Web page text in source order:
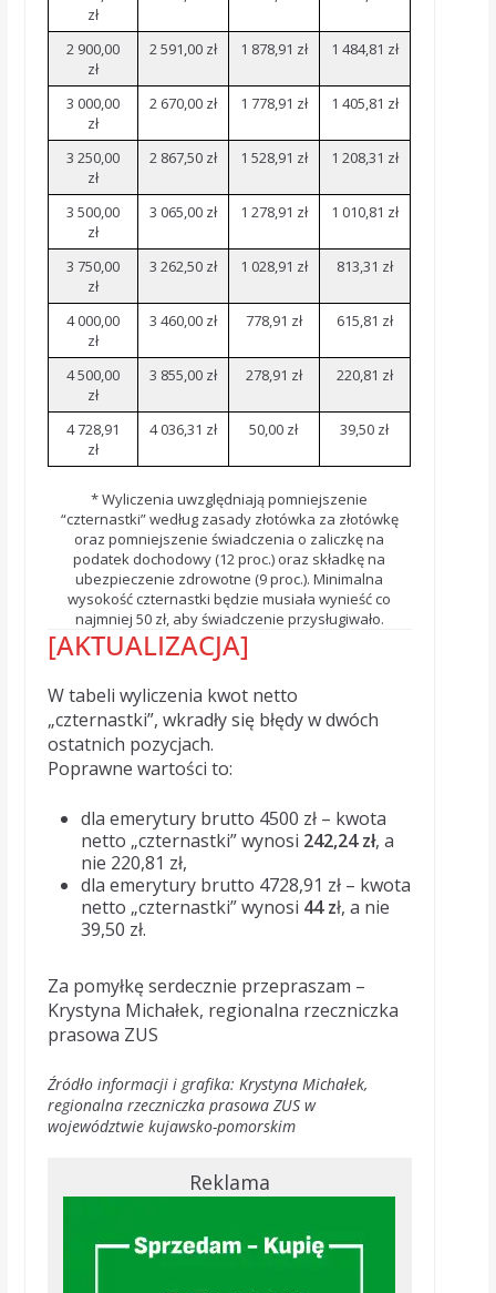
zł
2 900,00
zł
2 591,00 zł 1 878,91 zł 1 484,81 zł
3 000,00
zł
2 670,00 zł 1 778,91 zł 1 405,81 zł
3 250,00
zł
2 867,50 zł 1 528,91 zł 1 208,31 zł
3 500,00
zł
3 065,00 zł 1 278,91 zł 1 010,81 zł
3 750,00
zł
3 262,50 zł 1 028,91 zł 813,31 zł
4 000,00
zł
3 460,00 zł 778,91 zł 615,81 zł
4 500,00
zł
3 855,00 zł 278,91 zł 220,81 zł
4 728,91
zł
4 036,31 zł 50,00 zł 39,50 zł
* Wyliczenia uwzględniają pomniejszenie
“czternastki” według zasady złotówka za złotówkę
oraz pomniejszenie świadczenia o zaliczkę na
podatek dochodowy (12 proc.) oraz składkę na
ubezpieczenie zdrowotne (9 proc.). Minimalna
wysokość czternastki będzie musiała wynieść co
najmniej 50 zł, aby świadczenie przysługiwało.
[AKTUALIZACJA]
W tabeli wyliczenia kwot netto
„czternastki”, wkradły się błędy w dwóch
ostatnich pozycjach.
Poprawne wartości to:
dla emerytury brutto 4500 zł – kwota
netto „czternastki” wynosi 242,24 zł, a
nie 220,81 zł,
dla emerytury brutto 4728,91 zł – kwota
netto „czternastki” wynosi 44 zł, a nie
39,50 zł.
Za pomyłkę serdecznie przepraszam –
Krystyna Michałek, regionalna rzeczniczka
prasowa ZUS
Źródło informacji i grafika: Krystyna Michałek,
regionalna rzeczniczka prasowa ZUS w
województwie kujawsko-pomorskim
Reklama